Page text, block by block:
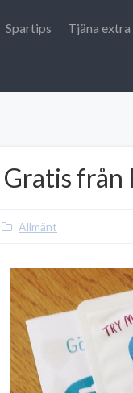
Spartips Tjäna
Gratis från
Allmänt